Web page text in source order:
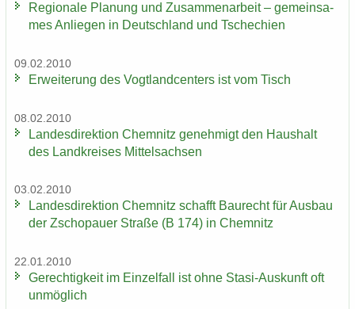
Re­gio­na­le Pla­nung und Zu­sam­men­ar­beit – ge­mein­sa­
mes An­lie­gen in Deutsch­land und Tsche­chi­en
09.02.2010
Er­wei­te­rung des Vogt­land­cen­ters ist vom Tisch
08.02.2010
Lan­des­di­rek­ti­on Chem­nitz ge­neh­migt den Haus­halt
des Land­krei­ses Mit­tel­sach­sen
03.02.2010
Lan­des­di­rek­ti­on Chem­nitz schafft Bau­recht für Aus­bau
der Zscho­pau­er Stra­ße (B 174) in Chem­nitz
22.01.2010
Ge­rech­tig­keit im Ein­zel­fall ist ohne Stasi-​Auskunft oft
un­mög­lich